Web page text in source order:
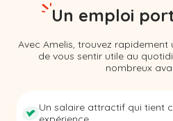
Un emploi
Avec Amelis, trouvez
de vous sentir utile au
nombreux
Un salaire attractif qui tient